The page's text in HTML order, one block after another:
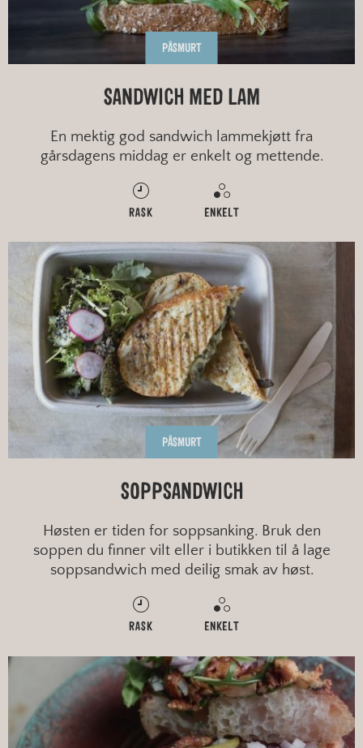
PÅSMURT
SANDWICH MED LAM
En mektig god sandwich lammekjøtt fra
gårsdagens middag er enkelt og mettende.
RASK ENKELT
PÅSMURT
SOPPSANDWICH
Høsten er tiden for soppsanking. Bruk den
soppen du finner vilt eller i butikken til å lage
soppsandwich med deilig smak av høst.
RASK ENKELT